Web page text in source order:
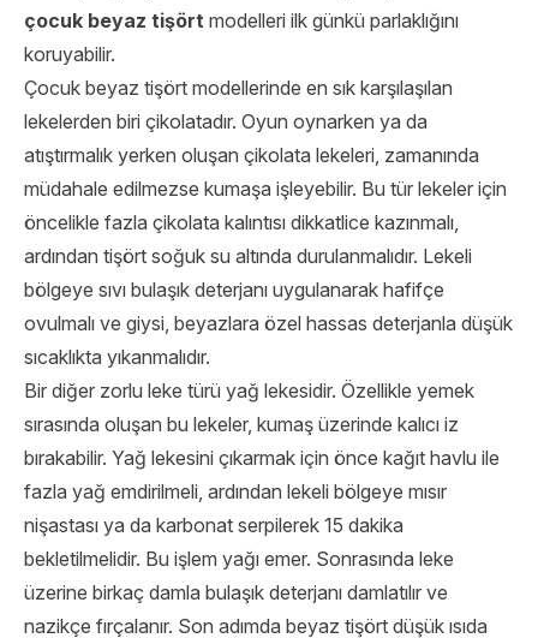
çocuk beyaz tişört modelleri ilk günkü parlaklığını
koruyabilir.
Çocuk beyaz tişört modellerinde en sık karşılaşılan
lekelerden biri çikolatadır. Oyun oynarken ya da
atıştırmalık yerken oluşan çikolata lekeleri, zamanında
müdahale edilmezse kumaşa işleyebilir. Bu tür lekeler için
öncelikle fazla çikolata kalıntısı dikkatlice kazınmalı,
ardından tişört soğuk su altında durulanmalıdır. Lekeli
bölgeye sıvı bulaşık deterjanı uygulanarak hafifçe
ovulmalı ve giysi, beyazlara özel hassas deterjanla düşük
sıcaklıkta yıkanmalıdır.
Bir diğer zorlu leke türü yağ lekesidir. Özellikle yemek
sırasında oluşan bu lekeler, kumaş üzerinde kalıcı iz
bırakabilir. Yağ lekesini çıkarmak için önce kağıt havlu ile
fazla yağ emdirilmeli, ardından lekeli bölgeye mısır
nişastası ya da karbonat serpilerek 15 dakika
bekletilmelidir. Bu işlem yağı emer. Sonrasında leke
üzerine birkaç damla bulaşık deterjanı damlatılır ve
nazikçe fırçalanır. Son adımda beyaz tişört düşük ısıda